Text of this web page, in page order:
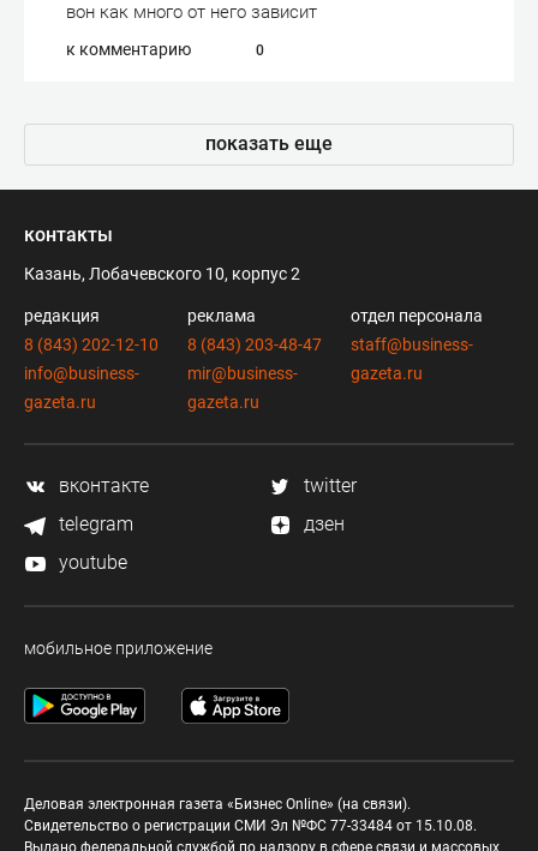
вон как много от него зависит
к комментарию 0
показать еще
контакты
Казань, Лобачевского 10, корпус 2
редакция
8 (843) 202-12-10
info@business-
gazeta.ru
реклама
8 (843) 203-48-47
mir@business-
gazeta.ru
отдел персонала
staff@business-
gazeta.ru
вконтакте
twitter
telegram
дзен
youtube
мобильное приложение
Деловая электронная газета «Бизнес Online» (на связи).
Свидетельство о регистрации СМИ Эл №ФС 77-33484 от 15.10.08.
Выдано федеральной службой по надзору в сфере связи и массовых